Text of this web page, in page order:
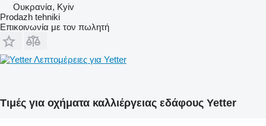
Ουκρανία, Kyiv
Prodazh tehniki
Επικοινωνία με τον πωλητή
Λεπτομέρειες για Yetter
Τιμές για οχήματα καλλιέργειας εδάφους Yetter